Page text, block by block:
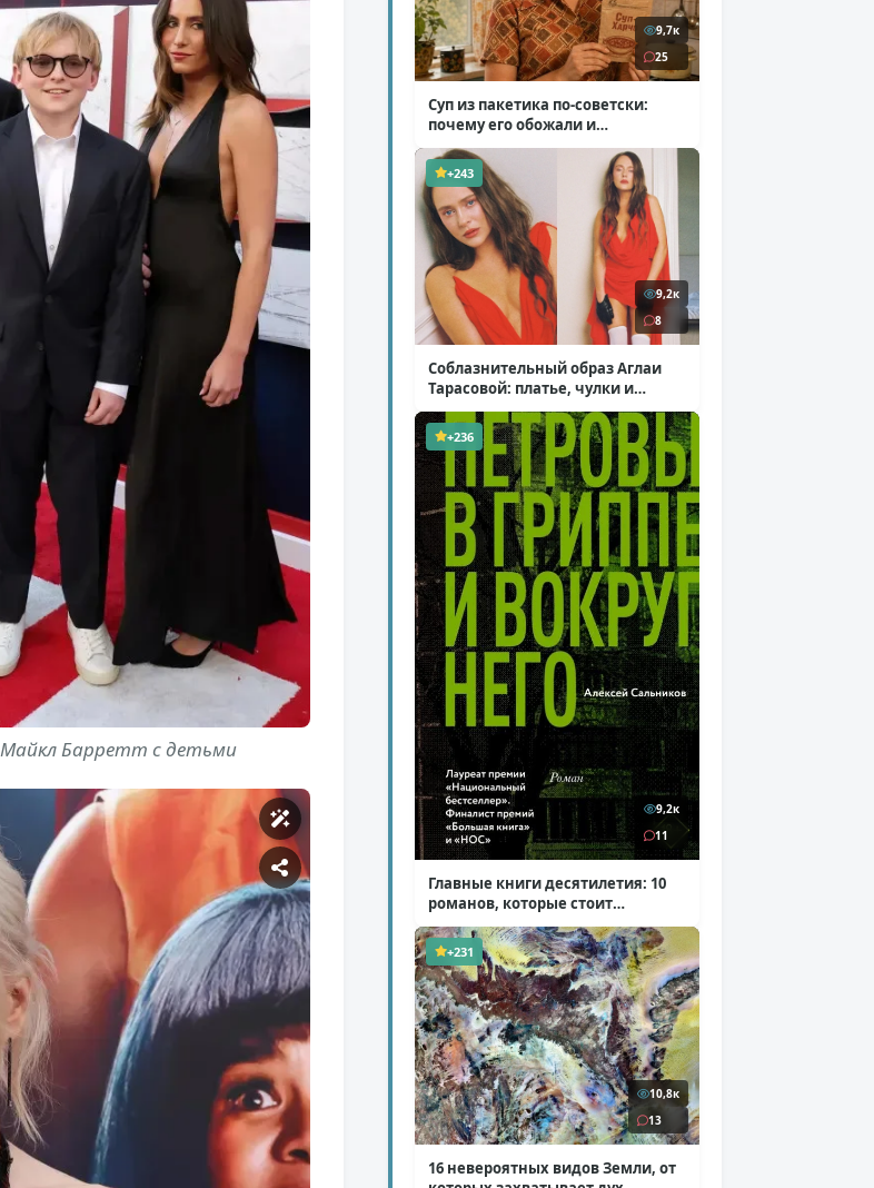
Барретт с детьми
9,7к
25
Суп из пакетика по-советски:
почему его обожали и
ненавидели( 7 фото )
+243
9,2к
8
Соблазнительный образ Аглаи
Тарасовой: платье, чулки и
сравнения с Лолитой( 9 фото )
+236
9,2к
11
Главные книги десятилетия: 10
романов, которые стоит
прочитать( 10 фото )
+231
10,8к
13
16 невероятных видов Земли, от